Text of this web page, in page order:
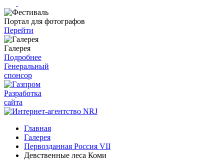
Портал для фотографов
Перейти
Галерея
Подробнее
Генеральный
спонсор
Разработка
сайта
Главная
Галерея
Первозданная Россия VII
Девственные леса Коми